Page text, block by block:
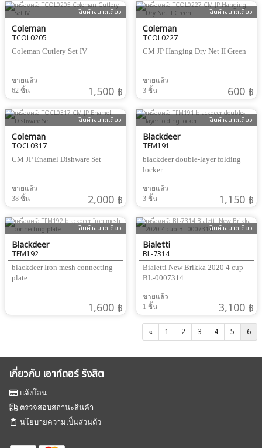
สินค้าขนาดเดียว
Coleman
TCOL0205
Coleman Cutlery Set IV
ขายแล้ว
62 ชิ้น
1,500 ฿
สินค้าขนาดเดียว
Coleman
TCOL0227
CM JP Hanging Dry Net II Green
ขายแล้ว
3 ชิ้น
600 ฿
สินค้าขนาดเดียว
Coleman
TOCL0317
CM JP Enamel Dishware Set
ขายแล้ว
38 ชิ้น
2,000 ฿
สินค้าขนาดเดียว
Blackdeer
TFM191
blackdeer double-layer folding
locker
ขายแล้ว
3 ชิ้น
1,150 ฿
สินค้าขนาดเดียว
Blackdeer
TFM192
blackdeer Iron mesh connecting
plate
1,600 ฿
สินค้าขนาดเดียว
Bialetti
BL-7314
Bialetti New Brikka 2020 4 cup
BL-0007314
ขายแล้ว
1 ชิ้น
3,100 ฿
« 1 2 3 4 5 6
เกี่ยวกับ เอาท์ดอร์ รังสิต
แจ้งโอน
ตรวจสอบสถานะสินค้า
นโยบายความเป็นส่วนตัว